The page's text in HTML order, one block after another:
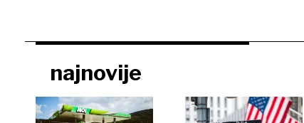
najnovije